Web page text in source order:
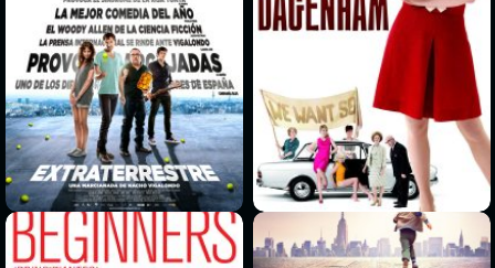
> >